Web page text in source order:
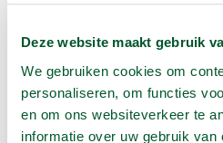
Deze website maakt gebruik
We gebruiken cookies om
personaliseren, om functies
en om ons websiteverkeer te
informatie over uw gebruik van
Artikelnummer